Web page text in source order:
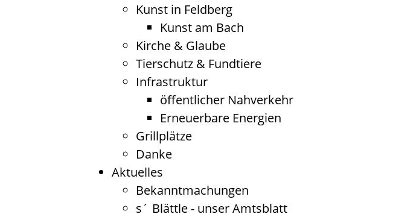
Kunst in Feldberg
Kunst am Bach
Kirche & Glaube
Tierschutz & Fundtiere
Infrastruktur
öffentlicher Nahverkehr
Erneuerbare Energien
Grillplätze
Danke
Aktuelles
Bekanntmachungen
s´ Blättle - unser Amtsblatt